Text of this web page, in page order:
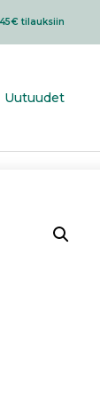
tilauksiin
Uutuudet